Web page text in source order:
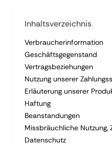
Inhaltsverzeichnis
Verbraucherinformation
Geschäftsgegenstand
Vertragsbeziehungen
Nutzung unserer
Erläuterung unserer
Haftung
Beanstandungen
Missbräuchliche Nutzung,
Datenschutz